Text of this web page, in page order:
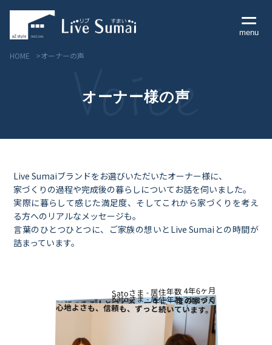
menu
Livesumai 家づくりの流れ
Livesumai 保証について
見学会／モデルハウス情報
HOME オーナーの声
オーナー様の声
Live Sumaiブランドをお選びいただいたオーナー様に、
家づくりの過程や完成後の暮らしについてお話を伺いました。
実際に暮らして感じた満足度、そしてこれから家づくりを考え
る方へのリアルなメッセージも。
言葉のひとつひとつに、ご家族の想いとLive Sumaiとの時間が
詰まっています。
信頼できる人とつくる、一生に一度の家づく
り
Satoさま - 居住年数 4年6ヶ月
心地よさも、信頼も、ずっと続いています。
Katoさま - 居住年数 3年3ヶ月